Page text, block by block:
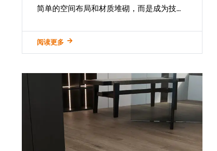
简单的空间布局和材质堆砌，而是成为技术
以其独特的魅力，巧妙地融合了尖端科技的
精髓和自然美学，成为现代家居装饰中一颗
闪亮的明星。 的诞生 防水乙烯...
阅读更多